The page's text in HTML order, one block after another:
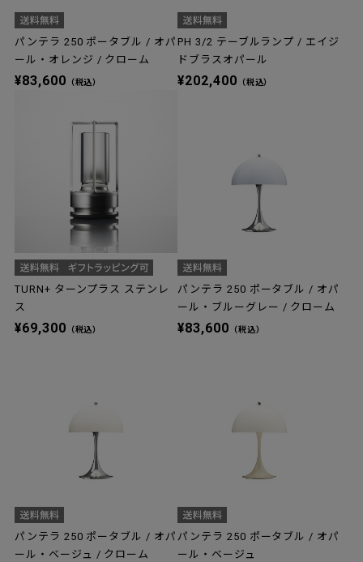
パンテラ 250 ポータブル / オパ
ール・オレンジ / クローム
¥83,600 （税込）
PH 3/2 テーブルランプ / エイジ
ドブラスオパール
¥202,400 （税込）
TURN+ ターンプラス ステンレ
ス
¥69,300 （税込）
パンテラ 250 ポータブル / オパ
ール・ブルーグレー / クローム
¥83,600 （税込）
パンテラ 250 ポータブル / オパ
ール・ベージュ / クローム
パンテラ 250 ポータブル / オパ
ール・ベージュ